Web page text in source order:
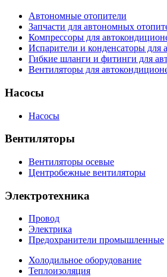
Автономные отопители
Запчасти для автономных
Компрессоры для
Испарители и конденсаторы для
Гибкие шланги и фитинги для
Вентиляторы для
Насосы
Насосы
Вентиляторы
Вентиляторы осевые
Центробежные вентиляторы
Электротехника
Провод
Электрика
Предохранители промышленные
Холодильное оборудование
Теплоизоляция